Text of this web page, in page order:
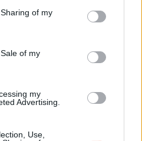
behaviour. You may click to
and its third-party tags to
purposes in below Google
of my
of my
my
Advertising.
Use,
— Az egyenjogú nem